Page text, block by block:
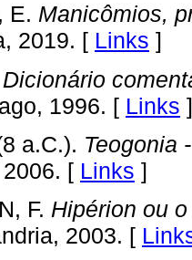
E. Manicômios,
2019. [ Links ]
Dicionário
1996. [ Links ]
a.C.). Teogonia
[ Links ]
F. Hipérion ou
2003. [